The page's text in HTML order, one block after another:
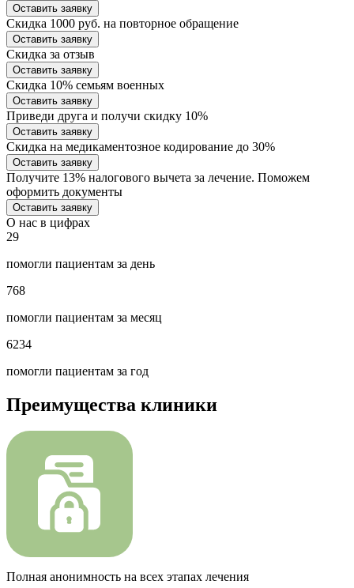
Оставить заявку
Скидка 1000 руб. на повторное обращение
Оставить заявку
Скидка за отзыв
Оставить заявку
Скидка 10% семьям военных
Оставить заявку
Приведи друга и получи скидку 10%
Оставить заявку
Скидка на медикаментозное кодирование до 30%
Оставить заявку
Получите 13% налогового вычета за лечение. Поможем
оформить документы
Оставить заявку
О нас в цифрах
29
помогли пациентам за день
768
помогли пациентам за месяц
6234
помогли пациентам за год
Преимущества клиники
Полная анонимность на всех этапах лечения